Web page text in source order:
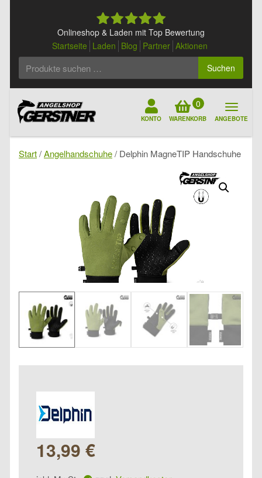
Onlineshop & Laden mit Top Bewertung
Startseite Laden Blog Partner Aktionen
Suchen
KONTO
0
WARENKORB ANGEBOTE
Start/Angelhandschuhe/ Delphin MagneTIP Handschuhe
13,99 €